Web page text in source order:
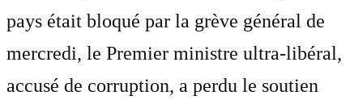
pays était bloqué par la grève général de
mercredi, le Premier ministre ultra-libéral,
accusé de corruption, a perdu le soutien